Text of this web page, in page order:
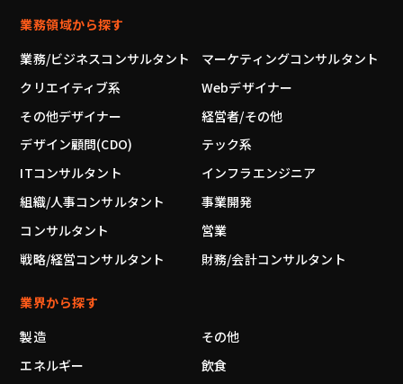
業務領域から探す
業務/ビジネスコンサルタント
マーケティングコンサルタント
クリエイティブ系
Webデザイナー
その他デザイナー
経営者/その他
デザイン顧問(CDO)
テック系
ITコンサルタント
インフラエンジニア
組織/人事コンサルタント
事業開発
コンサルタント
営業
戦略/経営コンサルタント
財務/会計コンサルタント
業界から探す
製造
その他
エネルギー
飲食